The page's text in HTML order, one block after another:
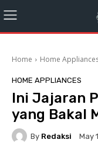
Home Home
HOME APPLIANCES
Ini Jajaran
yang Bakal
By Redaksi May